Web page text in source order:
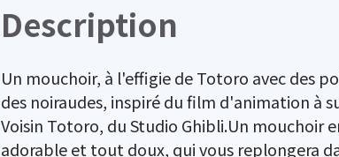
Description
Un mouchoir, à l'effigie de Totoro avec des
des noiraudes, inspiré du film d'animation à
Voisin Totoro, du Studio Ghibli.Un mouchoir
adorable et tout doux, qui vous replongera